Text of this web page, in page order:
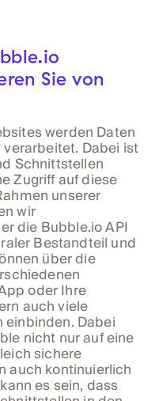
Sie von
werden Daten
Dabei ist
Schnittstellen
Zugriff auf diese
unserer
wir
die Bubble.io API
Bestandteil und
über die
oder Ihre
auch viele
Dabei
nicht nur auf eine
sichere
auch kontinuierlich
es sein, dass